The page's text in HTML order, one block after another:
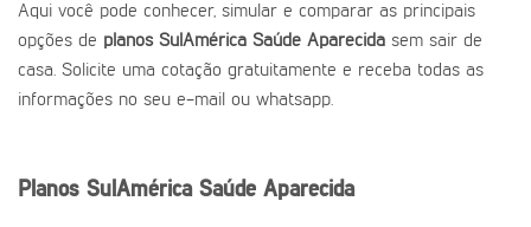
Aqui você pode conhecer, simular e comparar as principais
opções de planos SulAmérica Saúde Aparecida sem sair de
casa. Solicite uma cotação gratuitamente e receba todas as
informações no seu e-mail ou whatsapp.
Planos SulAmérica Saúde Aparecida